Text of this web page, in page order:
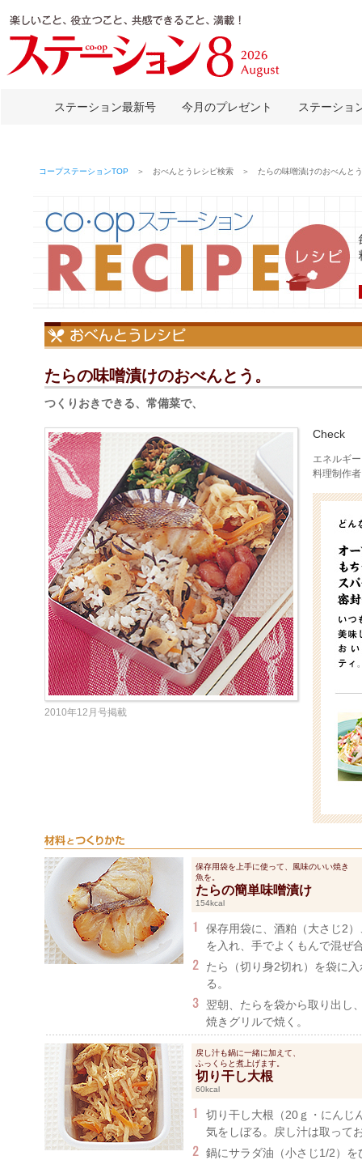
ステーション最新号 今月のプレゼント ステーショ
コープステーションTOP ＞ おべんとうレシピ検索 ＞ たらの味噌漬けのおべんと
たらの味噌漬けのおべんとう。
つくりおきできる、常備菜で、
2010年12月号掲載
Check
エネルギ
料理制作
保存用袋を上手に使って、風味のいい焼き
魚を。
たらの簡単味噌漬け
154kcal
保存用袋に、酒粕（大さじ2
を入れ、手でよくもんで混ぜ
たら（切り身2切れ）を袋に
る。
翌朝、たらを袋から取り出し
焼きグリルで焼く。
戻し汁も鍋に一緒に加えて、
ふっくらと煮上げます。
切り干し大根
60kcal
切り干し大根（20ｇ・にんじ
気をしぼる。戻し汁は取って
鍋にサラダ油（小さじ1/2）